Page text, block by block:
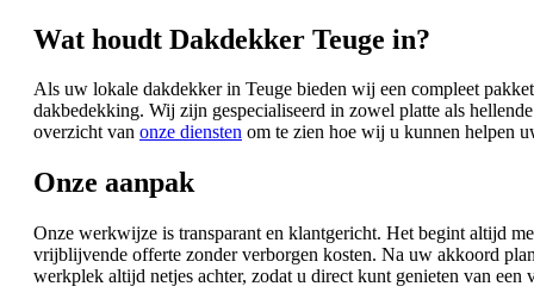
Wat houdt Dakdekker Teuge in?
Als uw lokale dakdekker in Teuge bieden wij een compleet
dakbedekking. Wij zijn gespecialiseerd in zowel platte als
overzicht van onze diensten om te zien hoe wij u kunnen helpen
Onze aanpak
Onze werkwijze is transparant en klantgericht. Het begint altijd
vrijblijvende offerte zonder verborgen kosten. Na uw akkoord
werkplek altijd netjes achter, zodat u direct kunt genieten van een